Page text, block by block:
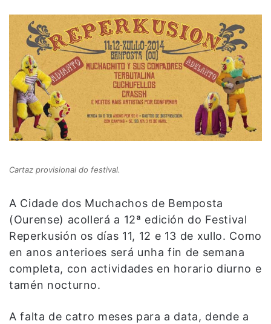
Cartaz provisional do festival.
A Cidade dos Muchachos de Bemposta
(Ourense) acollerá a 12ª edición do Festival
Reperkusión os días 11, 12 e 13 de xullo. Como
en anos anterioes será unha fin de semana
completa, con actividades en horario diurno e
tamén nocturno.
A falta de catro meses para a data, dende a